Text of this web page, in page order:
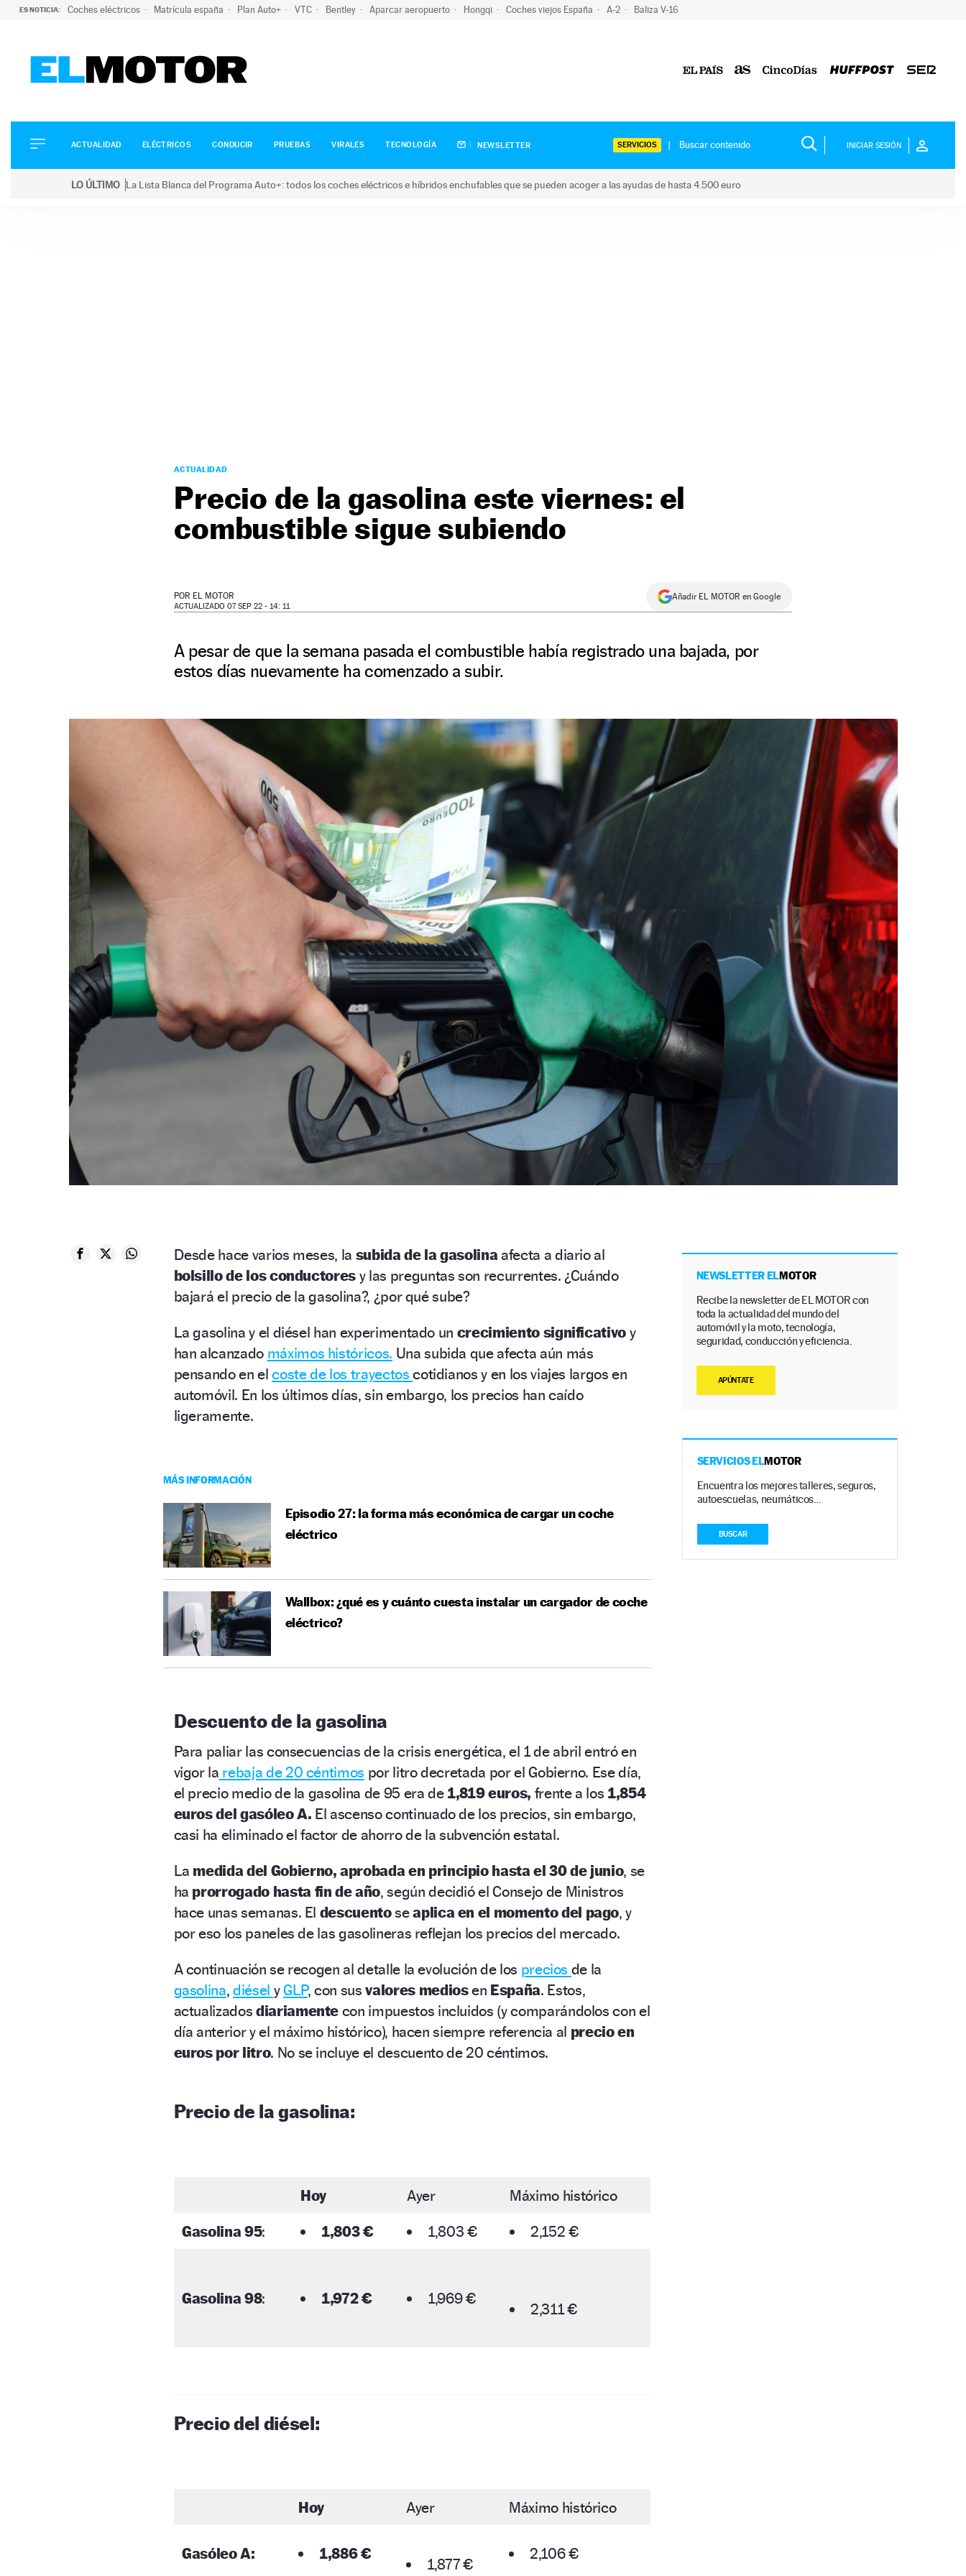
ES NOTICIA: Coches eléctricos Matrícula españa Plan Auto+ VTC Bentley Aparcar aeropuerto Hongqi Coches viejos España A-2 Baliza V-16
ELÉCTRICOS
CONDUCIR
ACTUALIDAD ELÉCTRICOS CONDUCIR PRUEBAS VIRALES TECNOLOGÍA NEWSLETTER SERVICIOS INICIAR SESIÓN
LO ÚLTIMO La Lista Blanca del Programa Auto+: todos los coches eléctricos e híbridos enchufables que se pueden acoger a las ayudas de hasta 4.500 euro
ACTUALIDAD
Precio de la gasolina este viernes: el
combustible sigue subiendo
POR EL MOTOR
ACTUALIZADO 07 SEP 22 - 14: 11
Añadir EL MOTOR en Google
A pesar de que la semana pasada el combustible había registrado una bajada, por
estos días nuevamente ha comenzado a subir.
Desde hace varios meses, la subida de la gasolinaafecta a diario al
bolsillo de los conductores y las preguntas son recurrentes. ¿Cuándo
bajará el precio de la gasolina?, ¿por qué sube?
La gasolina y el diésel han experimentado un crecimiento significativo y
han alcanzado máximos históricos. Una subida que afecta aún más
pensando en elcoste de los trayectoscotidianos y en los viajes largos en
automóvil. En los últimos días, sin embargo, los precios han caído
ligeramente.
MÁS INFORMACIÓN
Episodio 27: la forma más económica de cargar un coche
eléctrico
Wallbox: ¿qué es y cuánto cuesta instalar un cargador de coche
eléctrico?
Descuento de la gasolina
Para paliar las consecuencias de la crisis energética, el 1 de abril entró en
vigor la rebaja de 20 céntimos por litro decretada por el Gobierno. Ese día,
el precio medio de la gasolina de 95 era de 1,819 euros, frente a los 1,854
euros del gasóleo A. El ascenso continuado de los precios, sin embargo,
casi ha eliminado el factor de ahorro de la subvención estatal.
La medida del Gobierno, aprobada en principio hasta el 30 de junio, se
ha prorrogado hasta fin de año, según decidió el Consejo de Ministros
hace unas semanas. El descuentoseaplica en el momento del pago, y
por eso los paneles de las gasolineras reflejan los precios del mercado.
A continuación se recogen al detalle la evolución de los precios de la
gasolina,diésel yGLP, con susvalores mediosen España. Estos,
actualizados diariamente con impuestos incluidos (y comparándolos con el
día anterior y el máximo histórico), hacen siempre referencia al precio en
euros por litro. No se incluye el descuento de 20 céntimos.
Precio de la gasolina:
Hoy Ayer
Máximo histórico
Gasolina 95: 1,803 € 1,803 € 2,152 €
Gasolina 98: 1,972 € 1,969 €
2,311 €
Precio del diésel:
Hoy Ayer Máximo histórico
Gasóleo A: 1,886 €
1,877 €
2,106 €
NEWSLETTER ELMOTOR
Recibe la newsletter de EL MOTOR con
toda la actualidad del mundo del
automóvil y la moto, tecnología,
seguridad, conducción y eficiencia.
APÚNTATE
SERVICIOS ELMOTOR
Encuentra los mejores talleres, seguros,
autoescuelas, neumáticos…
BUSCAR